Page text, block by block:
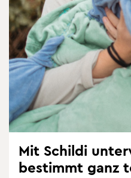
Mit Schil­di
be­stimmt ganz